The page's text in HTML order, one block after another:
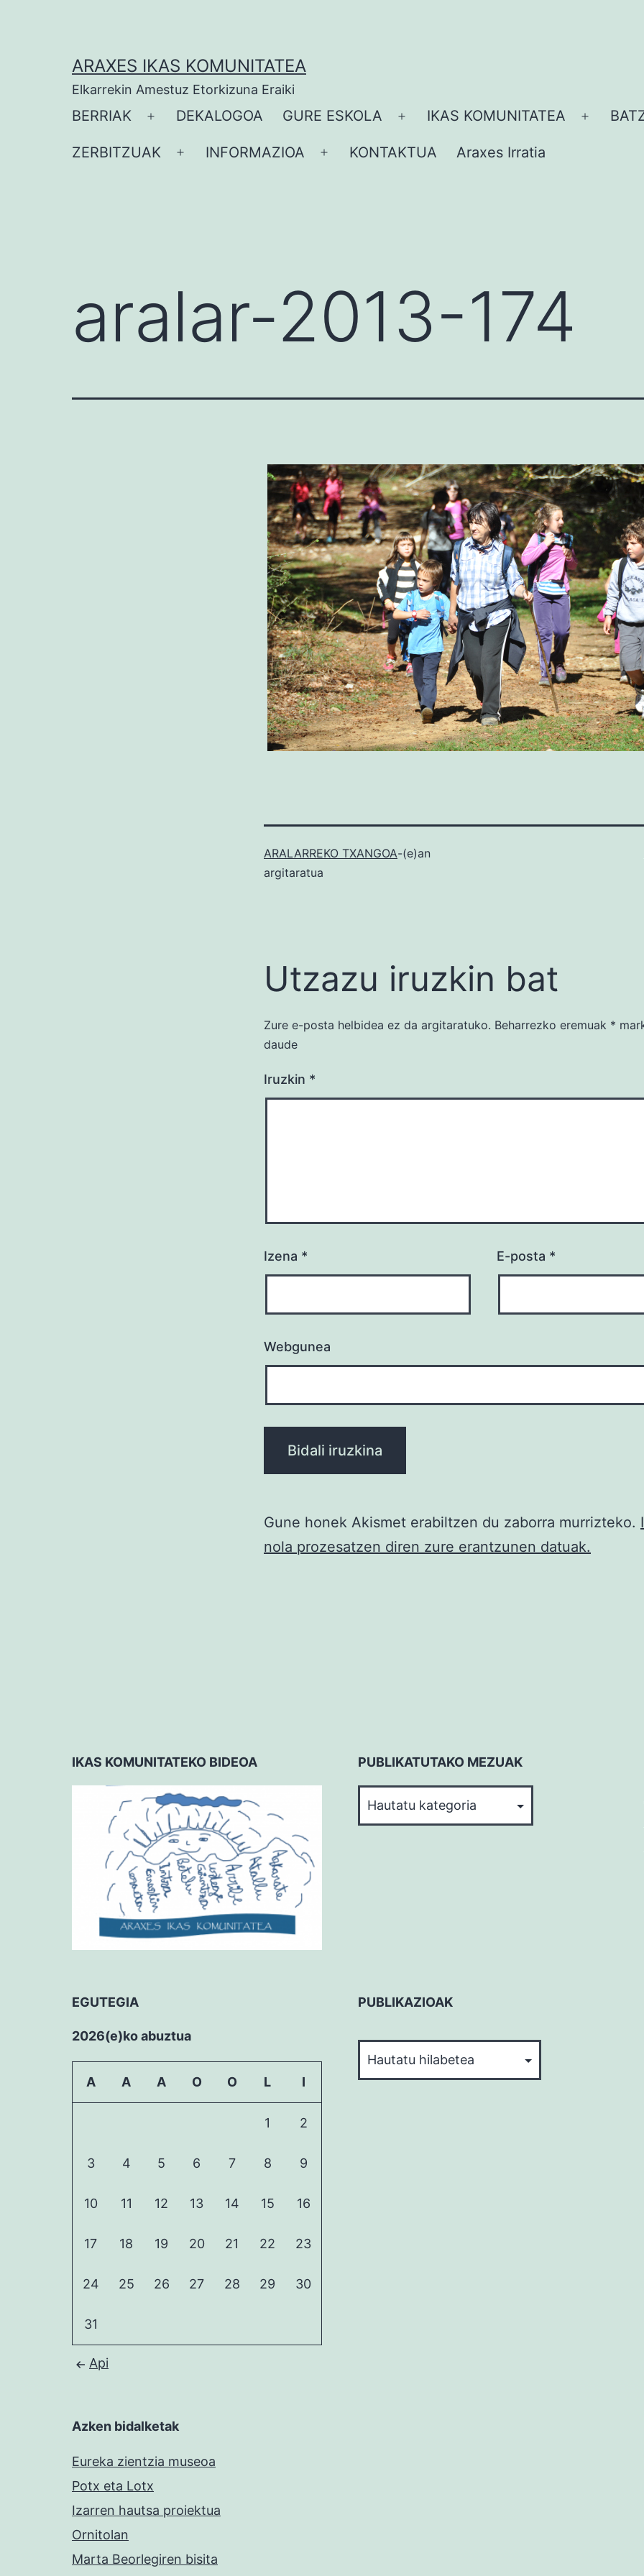
ARAXES IKAS KOMUNITATEA
Elkarrekin Amestuz Etorkizuna Eraiki
BERRIAK
Ireki
ezazu
DEKALOGOA GURE ESKOLA
Ireki
ezazu
IKAS KOMUNITATEA
Ireki
ZERBITZUAK
Ireki
INFORMAZIOA
Ireki
KONTAKTUA Araxes Irratia
aralar-2013-174
ARALARREKO TXANGOA-(e)an
argitaratua
Utzazu iruzkin bat
Zure e-posta helbidea ez da argitaratuko. Beharrezko eremuak *
daude
Iruzkin *
Izena * E-posta *
Webgunea
Gune honek Akismet erabiltzen du zaborra murrizteko.
nola prozesatzen diren zure erantzunen datuak.
IKAS KOMUNITATEKO BIDEOA PUBLIKATUTAKO MEZUAK
EGUTEGIA
2026(e)ko abuztua
A A A O O L I
1 2
3 4 5 6 7 8 9
10 11 12 13 14 15 16
17 18 19 20 21 22 23
24 25 26 27 28 29 30
31
Api
PUBLIKAZIOAK
Azken bidalketak
Eureka zientzia museoa
Potx eta Lotx
Izarren hautsa proiektua
Ornitolan
Marta Beorlegiren bisita